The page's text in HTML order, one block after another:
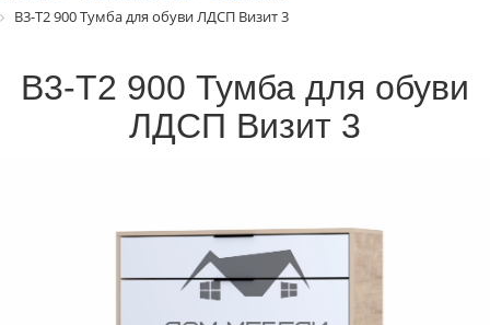
В3-Т2 900 Тумба для обуви ЛДСП Визит 3
В3-Т2 900 Тумба для обуви
ЛДСП Визит 3